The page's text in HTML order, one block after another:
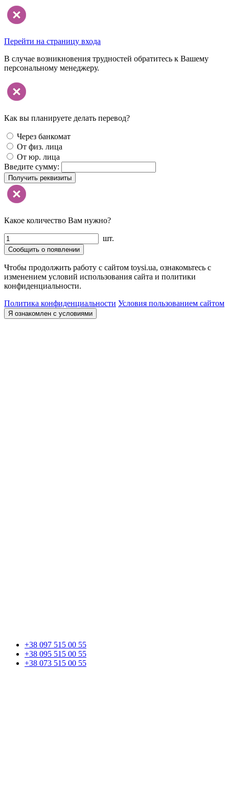
Перейти на страницу входа
В случае возникновения трудностей обратитесь к Вашему
персональному менеджеру.
Как вы планируете делать перевод?
Через банкомат
От физ. лица
От юр. лица
Введите сумму:
Получить реквизиты
Какое количество Вам нужно?
шт.
Сообщить о появлении
Чтобы продолжить работу с сайтом toysi.ua, ознакомьтесь с
изменением условий использования сайта и политики
конфиденциальности.
Политика конфиденциальности Условия пользованием сайтом
Я ознакомлен с условиями
+38 097 515 00 55
+38 095 515 00 55
+38 073 515 00 55